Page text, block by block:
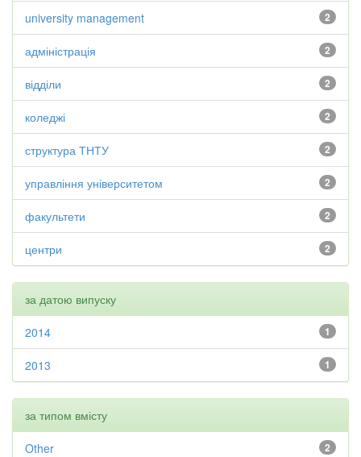
2
university management
2
адміністрація
2
відділи
2
коледжі
2
структура ТНТУ
2
управління університетом
2
факультети
2
центри
за датою випуску
1
2014
1
2013
за типом вмісту
2
Other